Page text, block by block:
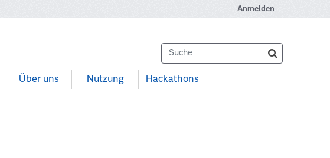
Anmelden
Über uns Nutzung Hackathons